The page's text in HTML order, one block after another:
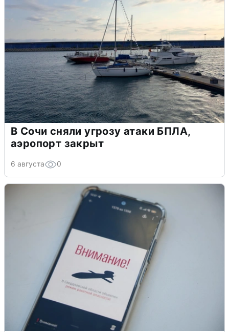
В Сочи сняли угрозу атаки БПЛА,
аэропорт закрыт
6 августа 0